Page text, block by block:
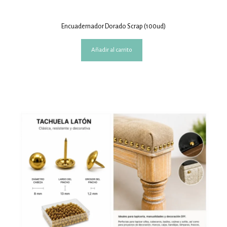
Encuadernador Dorado Scrap (100ud)
Añadir al carrito